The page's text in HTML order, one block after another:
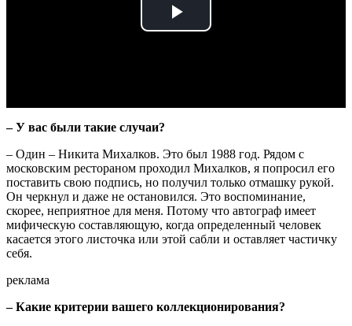
Play
– У вас были такие случаи?
– Один – Никита Михалков. Это был 1988 год. Рядом с
московским рестораном проходил Михалков, я попросил его
поставить свою подпись, но получил только отмашку рукой.
Он черкнул и даже не остановился. Это воспоминание,
скорее, неприятное для меня. Потому что автограф имеет
мифическую составляющую, когда определенный человек
касается этого листочка или этой сабли и оставляет частичку
себя.
реклама
– Какие критерии вашего коллекционирования?